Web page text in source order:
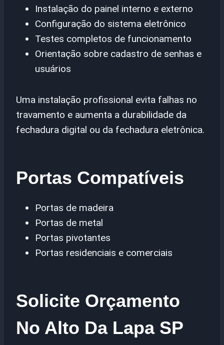
Instalação do painel interno e externo
Configuração do sistema eletrônico
Testes completos de funcionamento
Orientação sobre cadastro de senhas e
usuários
Uma instalação profissional evita falhas no
travamento e aumenta a durabilidade da
fechadura digital ou da fechadura eletrônica.
Portas Compatíveis
Portas de madeira
Portas de metal
Portas pivotantes
Portas residenciais e comerciais
Solicite Orçamento
No Alto Da Lapa SP